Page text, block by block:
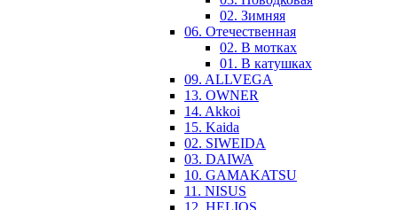
02. Зимняя
06. Отечественная
02. В мотках
01. В катушках
09. ALLVEGA
13. OWNER
14. Akkoi
15. Kaida
02. SIWEIDA
03. DAIWA
10. GAMAKATSU
11. NISUS
12. HELIOS